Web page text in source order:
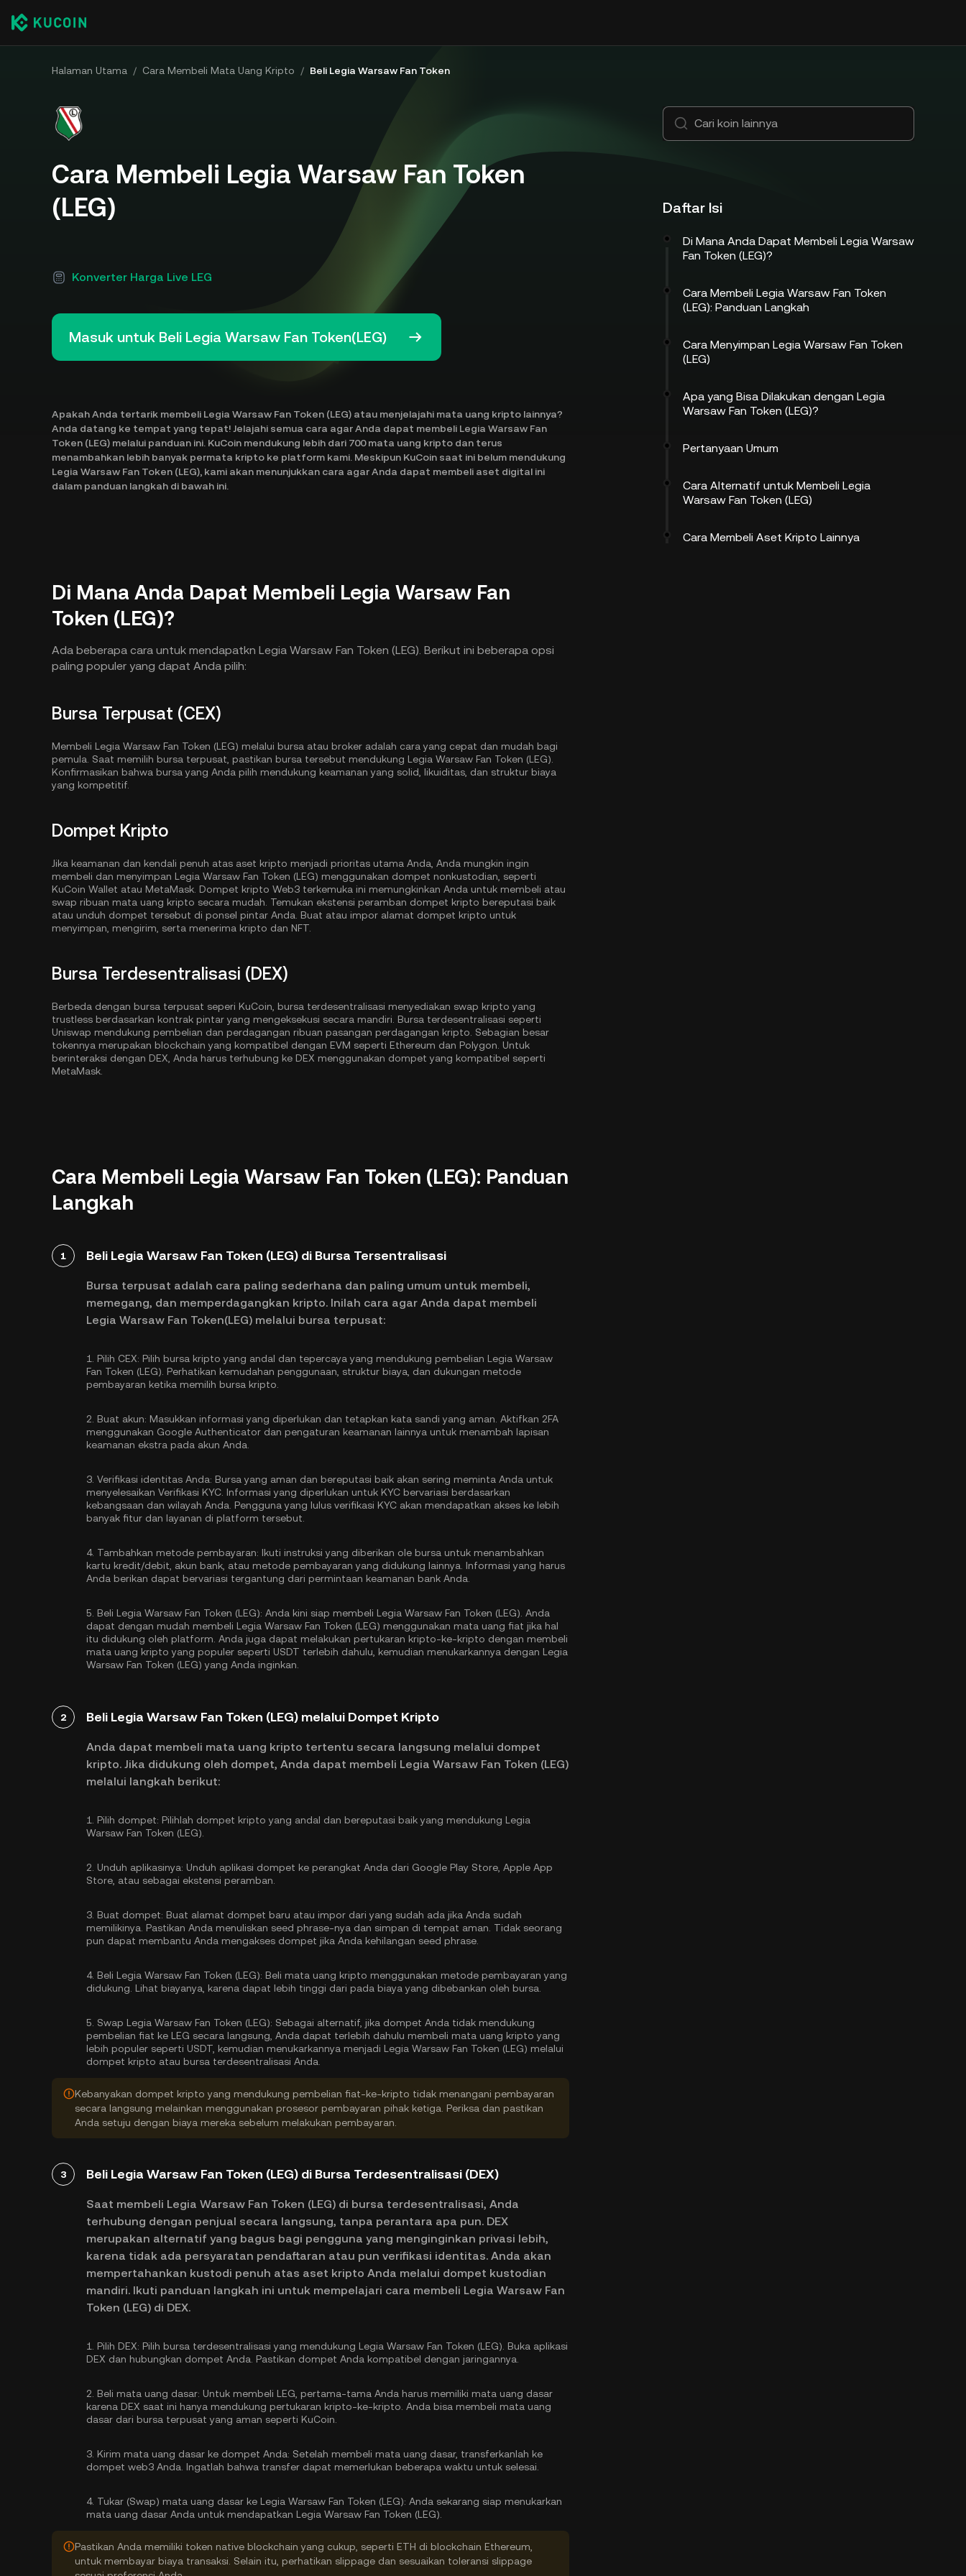
Halaman Utama / Cara Membeli Mata Uang Kripto / Beli Legia Warsaw Fan Token
Cara Membeli Legia Warsaw Fan Token
(LEG)
Konverter Harga Live LEG
Masuk untuk Beli Legia Warsaw Fan Token(LEG)
Apakah Anda tertarik membeli Legia Warsaw Fan Token (LEG) atau menjelajahi mata uang kripto lainnya?
Anda datang ke tempat yang tepat! Jelajahi semua cara agar Anda dapat membeli Legia Warsaw Fan
Token (LEG) melalui panduan ini. KuCoin mendukung lebih dari 700 mata uang kripto dan terus
menambahkan lebih banyak permata kripto ke platform kami. Meskipun KuCoin saat ini belum mendukung
Legia Warsaw Fan Token (LEG), kami akan menunjukkan cara agar Anda dapat membeli aset digital ini
dalam panduan langkah di bawah ini.
Di Mana Anda Dapat Membeli Legia Warsaw Fan
Token (LEG)?
Ada beberapa cara untuk mendapatkn Legia Warsaw Fan Token (LEG). Berikut ini beberapa opsi
paling populer yang dapat Anda pilih:
Bursa Terpusat (CEX)
Membeli Legia Warsaw Fan Token (LEG) melalui bursa atau broker adalah cara yang cepat dan mudah bagi
pemula. Saat memilih bursa terpusat, pastikan bursa tersebut mendukung Legia Warsaw Fan Token (LEG).
Konfirmasikan bahwa bursa yang Anda pilih mendukung keamanan yang solid, likuiditas, dan struktur biaya
yang kompetitif.
Dompet Kripto
Jika keamanan dan kendali penuh atas aset kripto menjadi prioritas utama Anda, Anda mungkin ingin
membeli dan menyimpan Legia Warsaw Fan Token (LEG) menggunakan dompet nonkustodian, seperti
KuCoin Wallet atau MetaMask. Dompet kripto Web3 terkemuka ini memungkinkan Anda untuk membeli atau
swap ribuan mata uang kripto secara mudah. Temukan ekstensi peramban dompet kripto bereputasi baik
atau unduh dompet tersebut di ponsel pintar Anda. Buat atau impor alamat dompet kripto untuk
menyimpan, mengirim, serta menerima kripto dan NFT.
Bursa Terdesentralisasi (DEX)
Berbeda dengan bursa terpusat seperi KuCoin, bursa terdesentralisasi menyediakan swap kripto yang
trustless berdasarkan kontrak pintar yang mengeksekusi secara mandiri. Bursa terdesentralisasi seperti
Uniswap mendukung pembelian dan perdagangan ribuan pasangan perdagangan kripto. Sebagian besar
tokennya merupakan blockchain yang kompatibel dengan EVM seperti Ethereum dan Polygon . Untuk
berinteraksi dengan DEX, Anda harus terhubung ke DEX menggunakan dompet yang kompatibel seperti
MetaMask.
Cara Membeli Legia Warsaw Fan Token (LEG): Panduan
Langkah
1 Beli Legia Warsaw Fan Token (LEG) di Bursa Tersentralisasi
Bursa terpusat adalah cara paling sederhana dan paling umum untuk membeli,
memegang, dan memperdagangkan kripto. Inilah cara agar Anda dapat membeli
Legia Warsaw Fan Token(LEG) melalui bursa terpusat:
1. Pilih CEX: Pilih bursa kripto yang andal dan tepercaya yang mendukung pembelian Legia Warsaw
Fan Token (LEG). Perhatikan kemudahan penggunaan, struktur biaya, dan dukungan metode
pembayaran ketika memilih bursa kripto.
2. Buat akun: Masukkan informasi yang diperlukan dan tetapkan kata sandi yang aman. Aktifkan 2FA
menggunakan Google Authenticator dan pengaturan keamanan lainnya untuk menambah lapisan
keamanan ekstra pada akun Anda.
3. Verifikasi identitas Anda: Bursa yang aman dan bereputasi baik akan sering meminta Anda untuk
menyelesaikan Verifikasi KYC . Informasi yang diperlukan untuk KYC bervariasi berdasarkan
kebangsaan dan wilayah Anda. Pengguna yang lulus verifikasi KYC akan mendapatkan akses ke lebih
banyak fitur dan layanan di platform tersebut.
4. Tambahkan metode pembayaran: Ikuti instruksi yang diberikan ole bursa untuk menambahkan
kartu kredit/debit, akun bank, atau metode pembayaran yang didukung lainnya. Informasi yang harus
Anda berikan dapat bervariasi tergantung dari permintaan keamanan bank Anda.
5. Beli Legia Warsaw Fan Token (LEG): Anda kini siap membeli Legia Warsaw Fan Token (LEG). Anda
dapat dengan mudah membeli Legia Warsaw Fan Token (LEG) menggunakan mata uang fiat jika hal
itu didukung oleh platform. Anda juga dapat melakukan pertukaran kripto-ke-kripto dengan membeli
mata uang kripto yang populer seperti USDT terlebih dahulu, kemudian menukarkannya dengan Legia
Warsaw Fan Token (LEG) yang Anda inginkan.
2 Beli Legia Warsaw Fan Token (LEG) melalui Dompet Kripto
Anda dapat membeli mata uang kripto tertentu secara langsung melalui dompet
kripto. Jika didukung oleh dompet, Anda dapat membeli Legia Warsaw Fan Token (LEG)
melalui langkah berikut:
1. Pilih dompet: Pilihlah dompet kripto yang andal dan bereputasi baik yang mendukung Legia
Warsaw Fan Token (LEG).
2. Unduh aplikasinya: Unduh aplikasi dompet ke perangkat Anda dari Google Play Store, Apple App
Store, atau sebagai ekstensi peramban.
3. Buat dompet: Buat alamat dompet baru atau impor dari yang sudah ada jika Anda sudah
memilikinya. Pastikan Anda menuliskan seed phrase-nya dan simpan di tempat aman. Tidak seorang
pun dapat membantu Anda mengakses dompet jika Anda kehilangan seed phrase.
4. Beli Legia Warsaw Fan Token (LEG): Beli mata uang kripto menggunakan metode pembayaran yang
didukung. Lihat biayanya, karena dapat lebih tinggi dari pada biaya yang dibebankan oleh bursa.
5. Swap Legia Warsaw Fan Token (LEG): Sebagai alternatif, jika dompet Anda tidak mendukung
pembelian fiat ke LEG secara langsung, Anda dapat terlebih dahulu membeli mata uang kripto yang
lebih populer seperti USDT, kemudian menukarkannya menjadi Legia Warsaw Fan Token (LEG) melalui
dompet kripto atau bursa terdesentralisasi Anda.
Kebanyakan dompet kripto yang mendukung pembelian fiat-ke-kripto tidak menangani pembayaran
secara langsung melainkan menggunakan prosesor pembayaran pihak ketiga. Periksa dan pastikan
Anda setuju dengan biaya mereka sebelum melakukan pembayaran.
3 Beli Legia Warsaw Fan Token (LEG) di Bursa Terdesentralisasi (DEX)
Saat membeli Legia Warsaw Fan Token (LEG) di bursa terdesentralisasi, Anda
terhubung dengan penjual secara langsung, tanpa perantara apa pun. DEX
merupakan alternatif yang bagus bagi pengguna yang menginginkan privasi lebih,
karena tidak ada persyaratan pendaftaran atau pun verifikasi identitas. Anda akan
mempertahankan kustodi penuh atas aset kripto Anda melalui dompet kustodian
mandiri. Ikuti panduan langkah ini untuk mempelajari cara membeli Legia Warsaw Fan
Token (LEG) di DEX.
1. Pilih DEX: Pilih bursa terdesentralisasi yang mendukung Legia Warsaw Fan Token (LEG). Buka aplikasi
DEX dan hubungkan dompet Anda. Pastikan dompet Anda kompatibel dengan jaringannya.
2. Beli mata uang dasar: Untuk membeli LEG, pertama-tama Anda harus memiliki mata uang dasar
karena DEX saat ini hanya mendukung pertukaran kripto-ke-kripto. Anda bisa membeli mata uang
dasar dari bursa terpusat yang aman seperti KuCoin.
3. Kirim mata uang dasar ke dompet Anda: Setelah membeli mata uang dasar, transferkanlah ke
dompet web3 Anda. Ingatlah bahwa transfer dapat memerlukan beberapa waktu untuk selesai.
4. Tukar (Swap) mata uang dasar ke Legia Warsaw Fan Token (LEG): Anda sekarang siap menukarkan
mata uang dasar Anda untuk mendapatkan Legia Warsaw Fan Token (LEG).
Pastikan Anda memiliki token native blockchain yang cukup, seperti ETH di blockchain Ethereum,
untuk membayar biaya transaksi. Selain itu, perhatikan slippage dan sesuaikan toleransi slippage
Daftar Isi
Di Mana Anda Dapat Membeli Legia Warsaw
Fan Token (LEG)?
Cara Membeli Legia Warsaw Fan Token
(LEG): Panduan Langkah
Cara Menyimpan Legia Warsaw Fan Token
(LEG)
Apa yang Bisa Dilakukan dengan Legia
Warsaw Fan Token (LEG)?
Pertanyaan Umum
Cara Alternatif untuk Membeli Legia
Warsaw Fan Token (LEG)
Cara Membeli Aset Kripto Lainnya